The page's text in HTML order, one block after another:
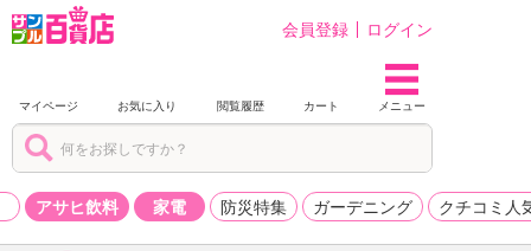
会員登録 ログイン
マイページ お気に入り 閲覧履歴 カート メニュー
アサヒ飲料 家電 防災特集 ガーデニング クチコミ人